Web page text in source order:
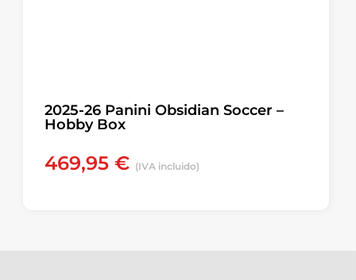
2025-26 Panini Obsidian Soccer –
Hobby Box
469,95 € (IVA incluido)